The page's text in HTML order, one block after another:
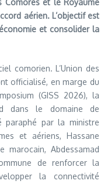
Comores et le Royaume
aérien. L’objectif est
et consolider la
comorien. L’Union des
officialisé, en marge du
(GISS 2026), la
dans le domaine de
paraphé par la ministre
et aériens, Hassane
marocain, Abdessamad
de renforcer la
la connectivité